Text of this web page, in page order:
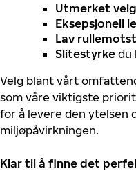
Utmerket
Eksepsjonell
Lav
Slitestyrke du
Velg blant vårt
som våre viktigste
for å levere den ytelsen
miljøpåvirkningen.
Klar til å finne det